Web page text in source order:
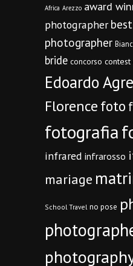
Africa Arezzo award
photographer
photographer
bride concorso contest
Edoardo
Florencefoto
fotografia
infrared infrarosso
mariage
School Travel no pose